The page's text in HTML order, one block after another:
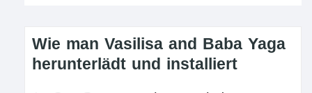
Wie man Vasilisa and Baba Yaga
herunterlädt und installiert